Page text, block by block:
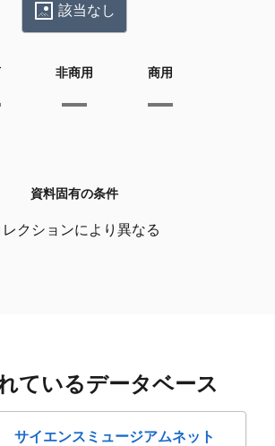
該当なし
非商用 商用
資料固有の条件
レクションにより異なる
ているデータベース
サイエンスミュージアムネット